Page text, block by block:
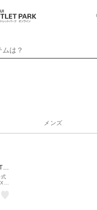
は？
メンズ
ズ